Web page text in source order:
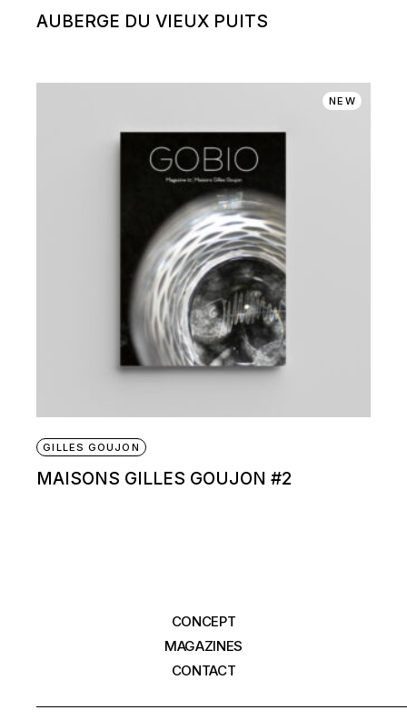
AUBERGE DU VIEUX PUITS
NEW
GILLES GOUJON
MAISONS GILLES GOUJON #2
CONCEPT
MAGAZINES
CONTACT